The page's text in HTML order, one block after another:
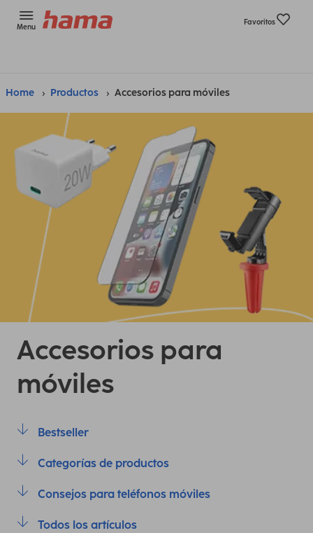
Menu
Favoritos
Home Productos Accesorios para móviles
Accesorios para
móviles
Bestseller
Categorías de productos
Consejos para teléfonos móviles
Todos los artículos